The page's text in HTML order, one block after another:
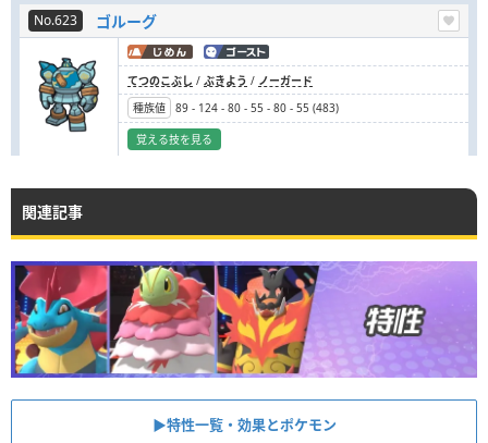
No.623 ゴルーグ
てつのこぶし / ぶきよう / ノーガード
種族値
89 - 124 - 80 - 55 - 80 - 55 (483)
覚える技を見る
関連記事
▶︎特性一覧・効果とポケモン